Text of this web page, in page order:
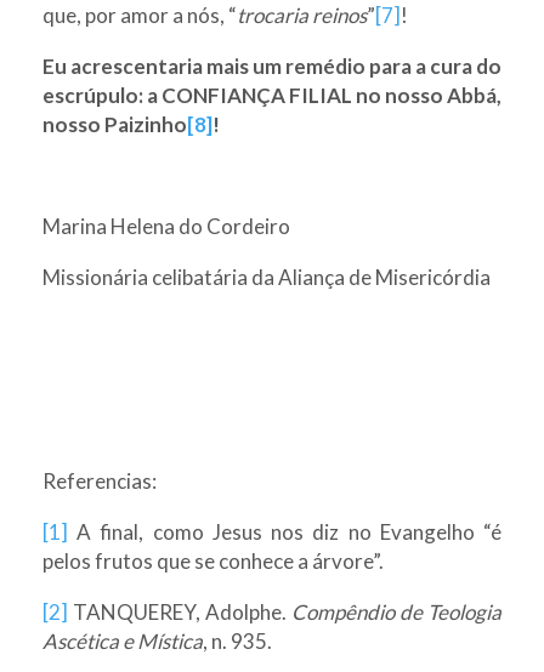
que, por amor a nós, “trocaria reinos”[7] !
Eu acrescentaria mais um remédio para a cura do
escrúpulo: a CONFIANÇA FILIAL no nosso Abbá,
nosso Paizinho[8]!
Marina Helena do Cordeiro
Missionária celibatária da Aliança de Misericórdia
Referencias:
[1] A final, como Jesus nos diz no Evangelho “é
pelos frutos que se conhece a árvore”.
[2] TANQUEREY, Adolphe. Compêndio de Teologia
Ascética e Mística, n. 935.